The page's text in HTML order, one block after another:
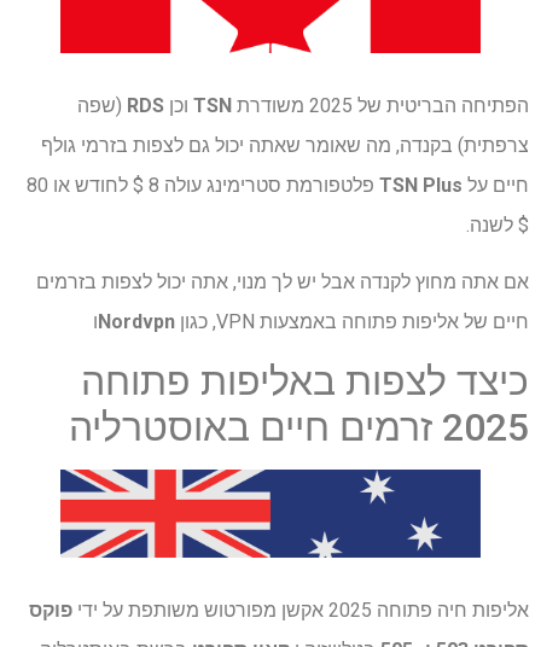
הפתיחה הבריטית של 2025 משודרת TSN וכן RDS (שפה
צרפתית) בקנדה, מה שאומר שאתה יכול גם לצפות בזרמי גולף
חיים על TSN Plus
פלטפורמת סטרימינג עולה 8 $ לחודש או 80
$ לשנה.
אם אתה מחוץ לקנדה אבל יש לך מנוי, אתה יכול לצפות בזרמים
חיים של אליפות פתוחה באמצעות VPN, כגון
Nordvpnו
כיצד לצפות באליפות פתוחה
2025 זרמים חיים באוסטרליה
אליפות חיה פתוחה 2025 אקשן מפורטוש משותפת על ידי
פוקס